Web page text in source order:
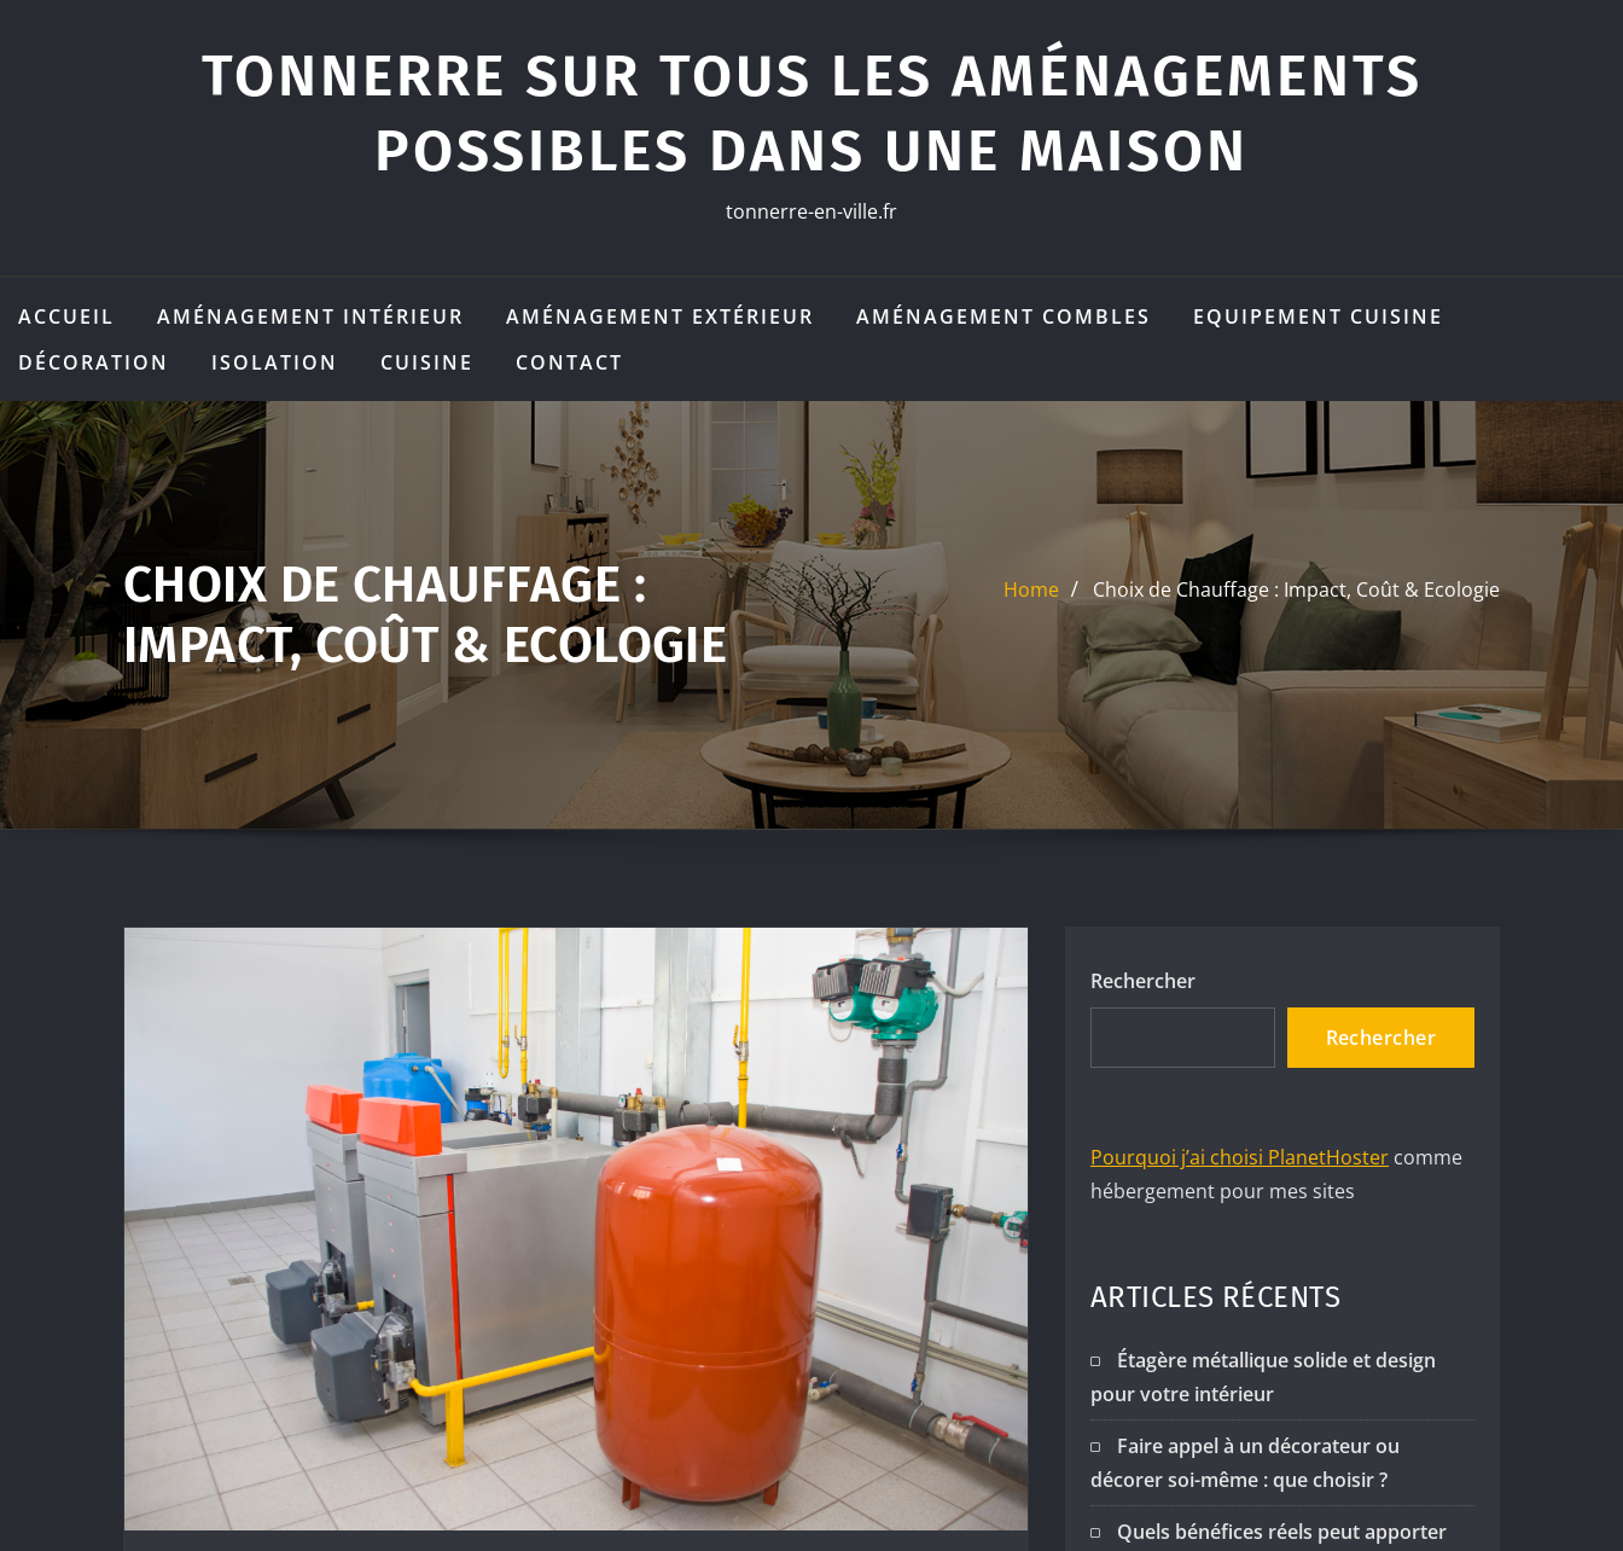
TONNERRE SUR TOUS LES AMÉNAGEMENTS
POSSIBLES DANS UNE MAISON
tonnerre-en-ville.fr
ACCUEIL AMÉNAGEMENT INTÉRIEUR AMÉNAGEMENT EXTÉRIEUR AMÉNAGEMENT COMBLES
EQUIPEMENT CUISINE
DÉCORATION
ISOLATION CUISINE CONTACT
CHOIX DE CHAUFFAGE :
IMPACT, COÛT & ECOLOGIE
Home Choix de Chauffage : Impact, Coût & Ecologie
Rechercher
Rechercher
Pourquoi j’ai choisi PlanetHoster comme
hébergement pour mes sites
ARTICLES RÉCENTS
Étagère métallique solide et design
pour votre intérieur
Faire appel à un décorateur ou
décorer soi-même : que choisir ?
Quels bénéfices réels peut apporter